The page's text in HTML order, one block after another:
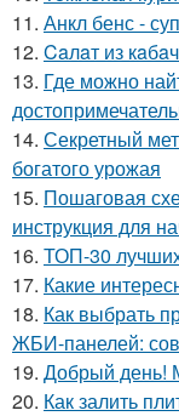
11. Анкл бенс -
12. Caлaт из
13. Где можно
14. Секретный
богатого урожая
15. Пошаговая
инструкция для
16. ТОП-30
17. Какие
18. Как выбрать
ЖБИ-панелей:
19. Добрый день!
20. Как залить